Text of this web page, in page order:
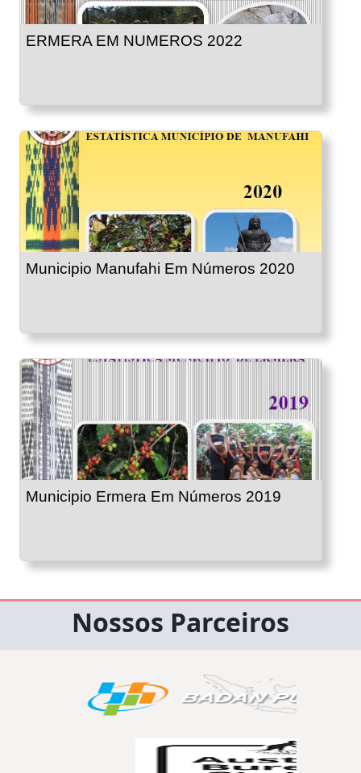
ERMERA EM NUMEROS 2022
Municipio Manufahi Em Números 2020
Municipio Ermera Em Números 2019
Nossos Parceiros